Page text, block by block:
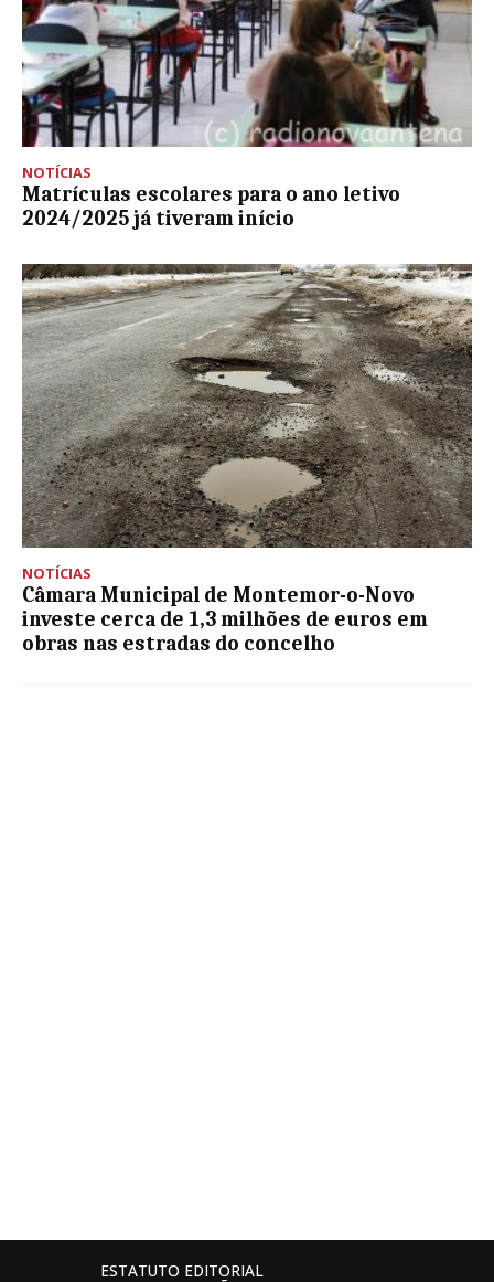
NOTÍCIAS
Matrículas escolares para o ano letivo
2024/2025 já tiveram início
NOTÍCIAS
Câmara Municipal de Montemor-o-Novo
investe cerca de 1,3 milhões de euros em
obras nas estradas do concelho
ESTATUTO EDITORIAL